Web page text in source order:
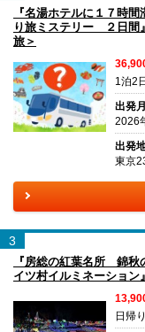
『名湯ホテルに１７時
り旅ミステリー ２日間
旅＞
1泊2日
出発月
2026
出発
東京
3
『房総の紅葉名所 錦秋
イツ村イルミネーション
日帰り